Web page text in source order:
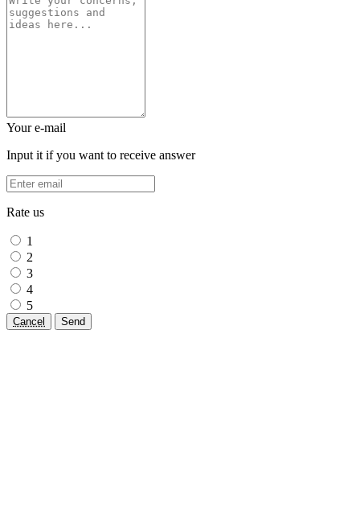
Your e-mail
Input it if you want to receive answer
Rate us
1
2
3
4
5
Cancel Send